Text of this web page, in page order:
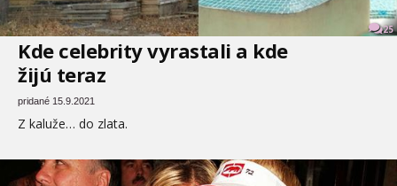
25
Kde celebrity vyrastali a kde
žijú teraz
pridané 15.9.2021
Z kaluže… do zlata.